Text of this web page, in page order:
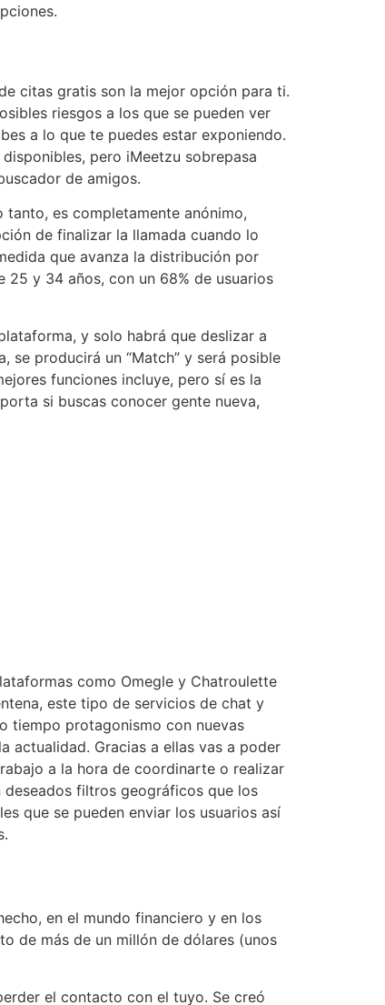
citas gratis son la mejor opción para ti.
riesgos a los que se pueden ver
a lo que te puedes estar exponiendo.
pero iMeetzu sobrepasa
de amigos.
es completamente anónimo,
de finalizar la llamada cuando lo
que avanza la distribución por
y 34 años, con un 68% de usuarios
y solo habrá que deslizar a
se producirá un “Match” y será posible
funciones incluye, pero sí es la
si buscas conocer gente nueva,
como Omegle y Chatroulette
este tipo de servicios de chat y
tiempo protagonismo con nuevas
actualidad. Gracias a ellas vas a poder
a la hora de coordinarte o realizar
deseados filtros geográficos que los
que se pueden enviar los usuarios así
en el mundo financiero y en los
de más de un millón de dólares (unos
el contacto con el tuyo. Se creó